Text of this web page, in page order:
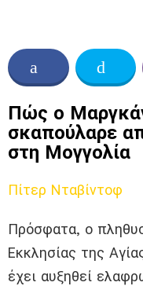
Πώς ο
σκαπούλαρε
στη Μογγολία
Πίτερ Νταβίντοφ
Πρόσφατα, ο
Εκκλησίας της
έχει αυξηθεί